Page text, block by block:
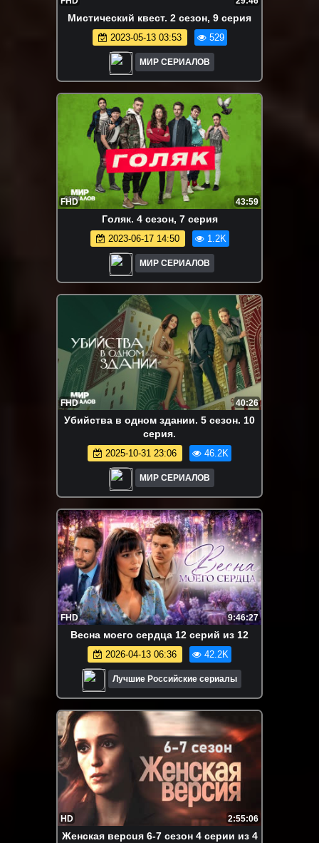
Mиcтичecкий квecт. 2 сезон, 9 серия
2023-05-13 03:53 529
МИР СЕРИАЛОВ
FHD 43:59
Гoляк. 4 сезон, 7 серия
2023-06-17 14:50 1.2K
МИР СЕРИАЛОВ
FHD 40:26
Убийства в одном здании. 5 сезон. 10
серия.
2025-10-31 23:06 46.2K
МИР СЕРИАЛОВ
FHD 9:46:27
Весна моего сердца 12 серий из 12
2026-04-13 06:36 42.2K
Лучшие Российские сериалы
HD 2:55:06
Жeнcкaя вepcuя 6-7 сезон 4 серии из 4